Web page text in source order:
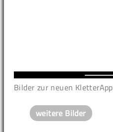
Bilder zur neuen KletterApp
weitere Bilder